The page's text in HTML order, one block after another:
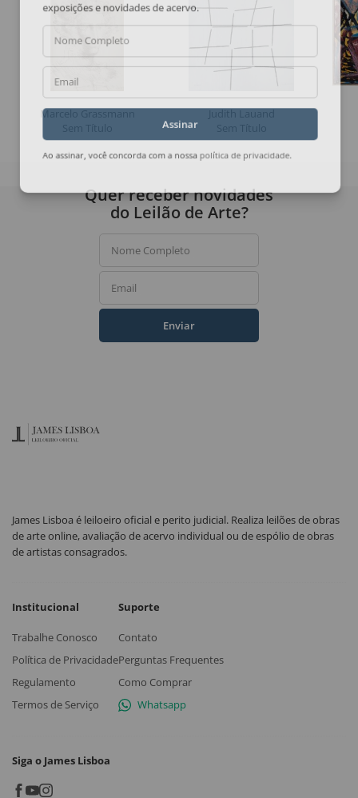
Marcelo Grassmann
Sem Título
Judith Lauand
Sem Título
exposições e novidades de acervo.
Nome Completo
Email
Assinar
Ao assinar, você concorda com a nossapolítica de privacidade
Quer receber novidades
do Leilão de Arte?
Nome Completo
Email
Enviar
James Lisboa é leiloeiro oficial e perito judicial. Realiza leilões de obras
de arte online, avaliação de acervo individual ou de espólio de obras
de artistas consagrados.
Institucional
Trabalhe Conosco
Política de Privacidade
Regulamento
Termos de Serviço
Suporte
Contato
Perguntas Frequentes
Como Comprar
Whatsapp
Siga o James Lisboa